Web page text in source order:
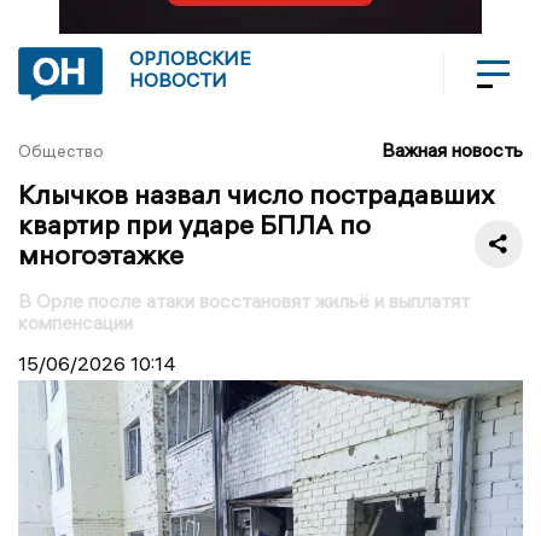
ОРЛОВСКИЕ
НОВОСТИ
Общество Важная новость
Клычков назвал число пострадавших
квартир при ударе БПЛА по
многоэтажке
В Орле после атаки восстановят жильё и выплатят
компенсации
15/06/2026 10:14